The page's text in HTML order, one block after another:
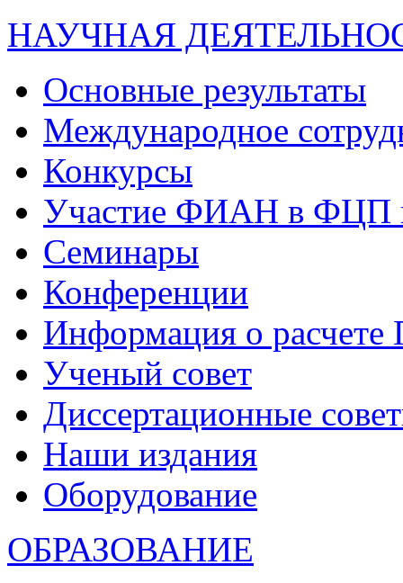
НАУЧНАЯ
Основные результаты
Международное
Конкурсы
Участие ФИАН в ФЦП
Семинары
Конференции
Информация о
Ученый совет
Диссертационные
Наши издания
Оборудование
ОБРАЗОВАНИЕ